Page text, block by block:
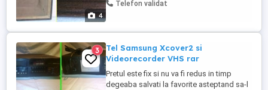
4
Telefon validat
3
Tel Samsung Xcover2 si
Videorecorder VHS rar
Pretul este fix si nu va fi redus in timp
degeaba salvati la favorite asteptand sa-l